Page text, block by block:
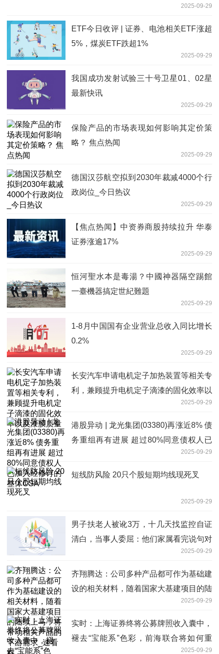
2025-09-29
ETF今日收评 | 证券、电池相关ETF涨超
5%，煤炭ETF跌超1%
2025-09-29
我国成功发射试验三十号卫星01、02星
最新快讯
2025-09-29
保险产品的市场表现如何影响其定价策
略？ 焦点热闻
2025-09-29
德国汉莎航空拟到2030年裁减4000个行
政岗位_今日热议
2025-09-29
【焦点热闻】中资券商股持续拉升 华泰
证券涨逾17%
2025-09-29
恒河聖水本是毒湯？中國神器隔空踢館
一臺機器搞定世紀難題
2025-09-29
1-8月中国国有企业营业总收入同比增长
0.2%
2025-09-29
长安汽车申请电机定子加热装置等相关专
利，兼顾提升电机定子滴漆的固化效率以
2025-09-29
港股异动 | 龙光集团(03380)再涨近8% 债
务重组再有进展 超过80%同意债权人已
2025-09-29
短线防风险 20只个股短期均线现死叉
2025-09-29
男子扶老人被讹3万，十几天找监控自证
清白，当事人委屈：他们家属看完说句对
2025-09-29
齐翔腾达：公司多种产品都可作为基础建
设的相关材料，随着国家大基建项目的陆
续上马，将带动相关产品的下游需求_速
看料
2025-09-29
实时：上海证券终将公募牌照收入囊中，
褪去“宝能系”色彩，前海联合将如何重
2025-09-29